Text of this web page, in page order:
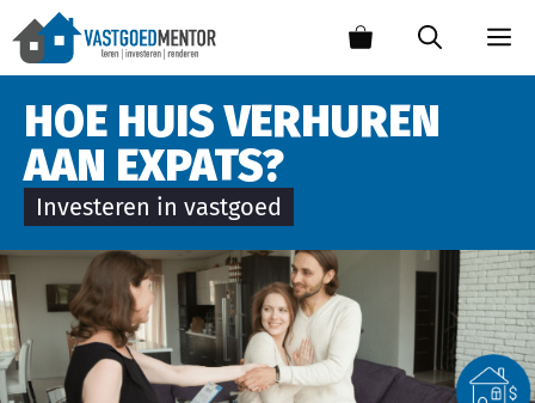
HOE HUIS VERHUREN
AAN EXPATS?
Investeren in vastgoed